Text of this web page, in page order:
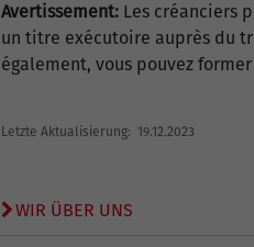
Avertissement: Les créanciers
un titre exécutoire auprès du
également, vous pouvez
Letzte Aktualisierung: 19.12.2023
WIR ÜBER UNS